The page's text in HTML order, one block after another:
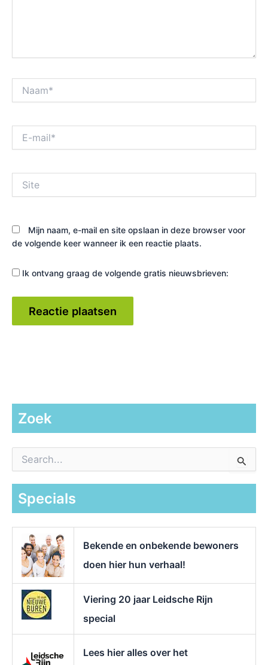
mail*
Mijn naam, e-mail en site opslaan in deze browser voor
de volgende keer wanneer ik een reactie plaats.
Ik ontvang graag de volgende gratis nieuwsbrieven:
Zoek
a
Specials
Bekende en onbekende bewoners
doen hier hun verhaal!
Viering 20 jaar Leidsche Rijn
special
Lees hier alles over het